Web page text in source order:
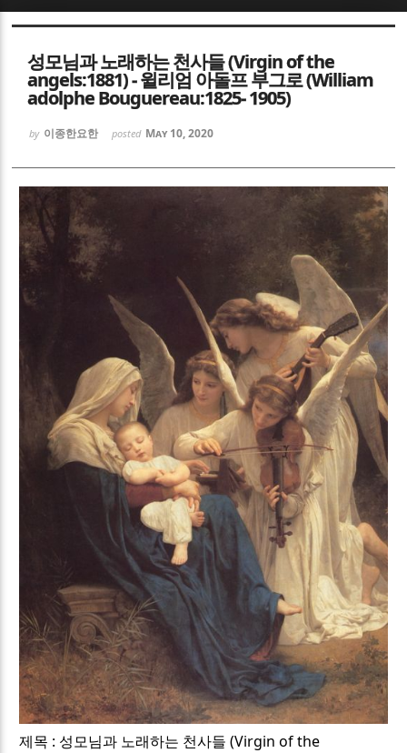
성모님과 노래하는 천사들 (Virgin of the
angels:1881) - 윌리엄 아돌프 부그로 (William
adolphe Bouguereau:1825- 1905)
by 이종한요한 posted May 10, 2020
제목 : 성모님과 노래하는 천사들(Virgin of the
Sketchbook5, 스케치북5
Sketchbook5, 스케치북5
Sketchbook5, 스케치북5
Sketchbook5, 스케치북5